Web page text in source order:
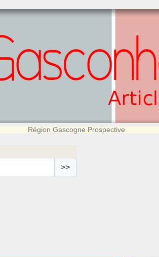
Région Gascogne Prospective
>>